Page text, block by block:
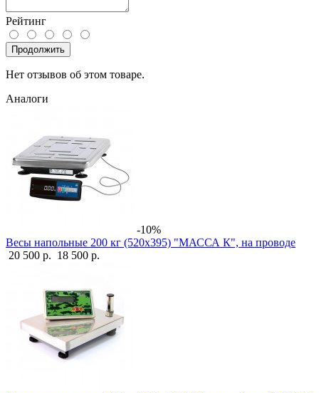
Рейтинг
Продолжить
Нет отзывов об этом товаре.
Аналоги
-10%
Весы напольные 200 кг (520х395) "МАССА К", на проводе
20 500 р. 18 500 р.